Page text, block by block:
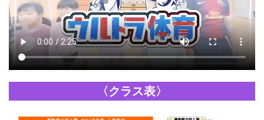
〈クラス表〉